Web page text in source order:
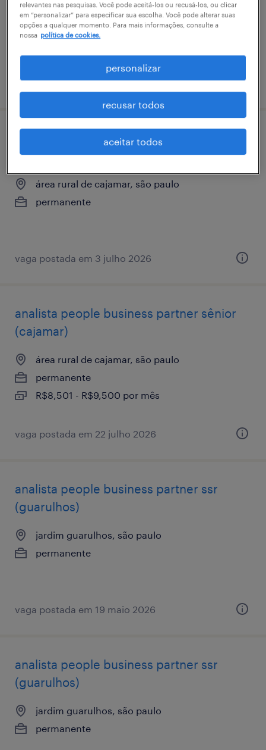
são paulo, são paulo
permanente
vaga postada em 8 abril 2026
analista ​people ​business ​partner sr
(cajamar)
área rural de cajamar, são paulo
permanente
vaga postada em 3 julho 2026
analista ​people ​business ​partner sênior
(cajamar)
área rural de cajamar, são paulo
permanente
R$8,501 - R$9,500 por mês
vaga postada em 22 julho 2026
analista ​people ​business ​partner ssr
(guarulhos)
jardim guarulhos, são paulo
permanente
vaga postada em 19 maio 2026
analista ​people ​business ​partner ssr
(guarulhos)
jardim guarulhos, são paulo
permanente
relevantes nas pesquisas. Você pode aceitá-los ou recusá-los, ou clicar
em “personalizar” para especificar sua escolha. Você pode alterar suas
opções a qualquer momento. Para mais informações, consulte a
nossa política de cookies.
personalizar
recusar todos
aceitar todos